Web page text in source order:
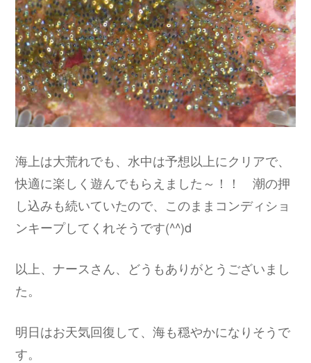
海上は大荒れでも、水中は予想以上にクリアで、
快適に楽しく遊んでもらえました～！！ 潮の押
し込みも続いていたので、このままコンディショ
ンキープしてくれそうです(^^)d
以上、ナースさん、どうもありがとうございまし
た。
明日はお天気回復して、海も穏やかになりそうで
す。